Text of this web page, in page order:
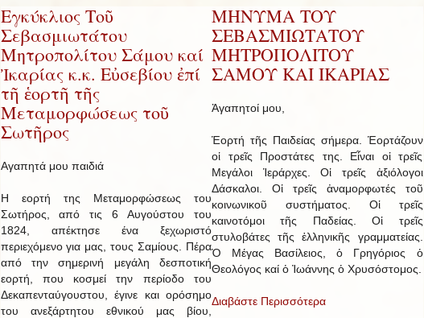
Εγκύκλιος Τοῦ
Σεβασμιωτάτου
Μητροπολίτου Σάμου καί
Ἰκαρίας κ.κ. Εὐσεβίου ἐπί
τῆ ἑορτῆ τῆς
Μεταμορφώσεως τοῦ
Σωτῆρος
Αγαπητά μου παιδιά
Η εορτή της Μεταμορφώσεως του
Σωτήρος, από τις 6 Αυγούστου του
1824, απέκτησε ένα ξεχωριστό
περιεχόμενο για μας, τους Σαμίους. Πέρα
από την σημερινή μεγάλη δεσποτική
εορτή, που κοσμεί την περίοδο του
Δεκαπενταύγουστου, έγινε και ορόσημο
του ανεξάρτητου εθνικού μας βίου,
ΜΗΝΥΜΑ ΤΟΥ
ΣΕΒΑΣΜΙΩΤΑΤΟΥ
ΜΗΤΡΟΠΟΛΙΤΟΥ
ΣΑΜΟΥ ΚΑΙ ΙΚΑΡΙΑΣ
Ἀγαπητοί μου,
Ἑορτή τῆς Παιδείας σήμερα. Ἑορτάζουν
οἱ τρεῖς Προστάτες της. Εἶναι οἱ τρεῖς
Μεγάλοι Ἱεράρχες. Οἱ τρεῖς ἀξιόλογοι
Δάσκαλοι. Οἱ τρεῖς ἀναμορφωτές τοῦ
κοινωνικοῦ συστήματος. Οἱ τρεῖς
καινοτόμοι τῆς Παδείας. Οἱ τρεῖς
στυλοβάτες τῆς ἑλληνικῆς γραμματείας.
Ὁ Μέγας Βασίλειος, ὁ Γρηγόριος ὁ
Θεολόγος καί ὁ Ἰωάννης ὁ Χρυσόστομος.
Διαβάστε Περισσότερα